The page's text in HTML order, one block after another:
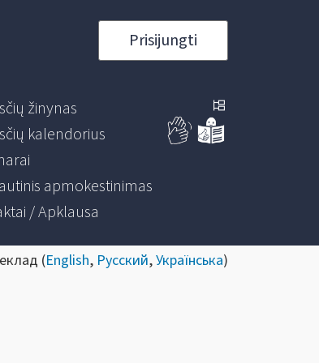
Prisijungti
žinynas
kalendorius
apmokestinimas
/ Apklausa
(English, Русский,Українська)